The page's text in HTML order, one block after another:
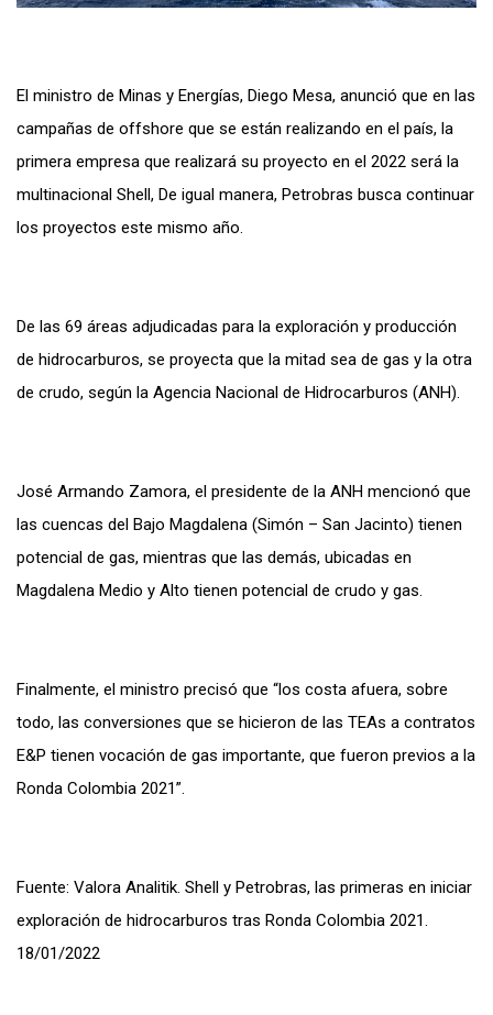
El ministro de Minas y Energías, Diego Mesa, anunció que en las
campañas de offshore que se están realizando en el país, la
primera empresa que realizará su proyecto en el 2022 será la
multinacional Shell, De igual manera, Petrobras busca continuar
los proyectos este mismo año.
De las 69 áreas adjudicadas para la exploración y producción
de hidrocarburos, se proyecta que la mitad sea de gas y la otra
de crudo, según la Agencia Nacional de Hidrocarburos (ANH).
José Armando Zamora, el presidente de la ANH mencionó que
las cuencas del Bajo Magdalena (Simón – San Jacinto) tienen
potencial de gas, mientras que las demás, ubicadas en
Magdalena Medio y Alto tienen potencial de crudo y gas.
Finalmente, el ministro precisó que “los costa afuera, sobre
todo, las conversiones que se hicieron de las TEAs a contratos
E&P tienen vocación de gas importante, que fueron previos a la
Ronda Colombia 2021”.
Fuente: Valora Analitik. Shell y Petrobras, las primeras en iniciar
exploración de hidrocarburos tras Ronda Colombia 2021.
18/01/2022